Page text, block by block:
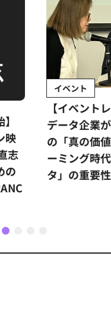
イベント
【イベントレ
データ企業が
の「真の価値
ーミング時代
タ」の重要性
1 2